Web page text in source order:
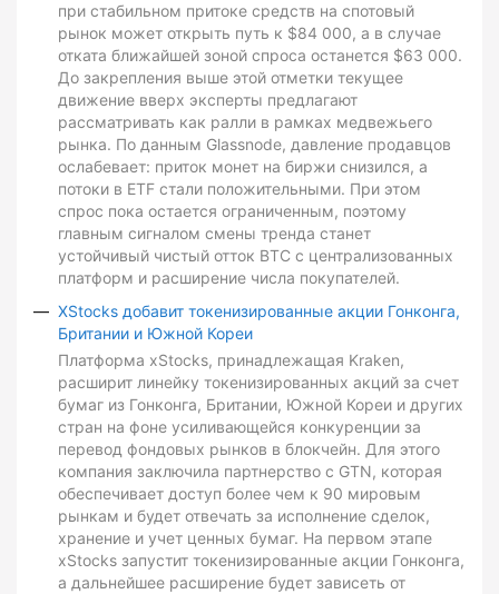
при стабильном притоке средств на спотовый
рынок может открыть путь к $84 000, а в случае
отката ближайшей зоной спроса останется $63 000.
До закрепления выше этой отметки текущее
движение вверх эксперты предлагают
рассматривать как ралли в рамках медвежьего
рынка. По данным Glassnode, давление продавцов
ослабевает: приток монет на биржи снизился, а
потоки в ETF стали положительными. При этом
спрос пока остается ограниченным, поэтому
главным сигналом смены тренда станет
устойчивый чистый отток BTC с централизованных
платформ и расширение числа покупателей.
XStocks добавит токенизированные акции Гонконга,
Британии и Южной Кореи
Платформа xStocks, принадлежащая Kraken,
расширит линейку токенизированных акций за счет
бумаг из Гонконга, Британии, Южной Кореи и других
стран на фоне усиливающейся конкуренции за
перевод фондовых рынков в блокчейн. Для этого
компания заключила партнерство с GTN, которая
обеспечивает доступ более чем к 90 мировым
рынкам и будет отвечать за исполнение сделок,
хранение и учет ценных бумаг. На первом этапе
xStocks запустит токенизированные акции Гонконга,
а дальнейшее расширение будет зависеть от